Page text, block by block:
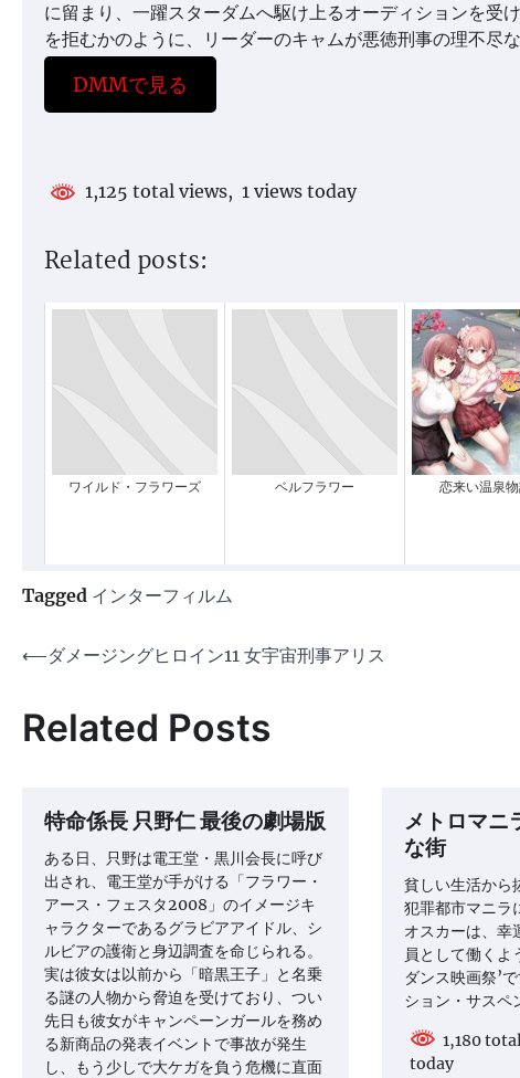
に留まり、一躍スターダムへ駆け上るオーディションを受
を拒むかのように、リーダーのキャムが悪徳刑事の理不尽
DMMで見る
1,125 total views, 1 views today
Related posts:
ワイルド・フラワーズ ベルフラワー 恋来い温泉
Tagged インターフィルム
投
ナ
シ
⟵ダメージングヒロイン11 女宇宙刑事アリス
Related Posts
特命係長 只野仁 最後の劇場版
ある日、只野は電王堂・黒川会長に呼び
出され、電王堂が手がける「フラワー・
アース・フェスタ2008」のイメージキ
ャラクターであるグラビアアイドル、シ
ルビアの護衛と身辺調査を命じられる。
実は彼女は以前から「暗黒王子」と名乗
る謎の人物から脅迫を受けており、つい
先日も彼女がキャンペーンガールを務め
る新商品の発表イベントで事故が発生
し、もう少しで大ケガを負う危機に直面
メトロマニ
な街
貧しい生活から
犯罪都市マニラ
オスカーは、幸
員として働くよ
ダンス映画祭’
ション・サスペ
1,180
today